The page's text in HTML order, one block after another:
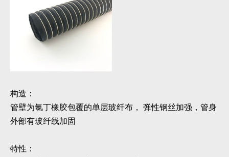
构造：
管壁为氯丁橡胶包覆的单层玻纤布， 弹性钢丝加强，管身
外部有玻纤线加固
特性：